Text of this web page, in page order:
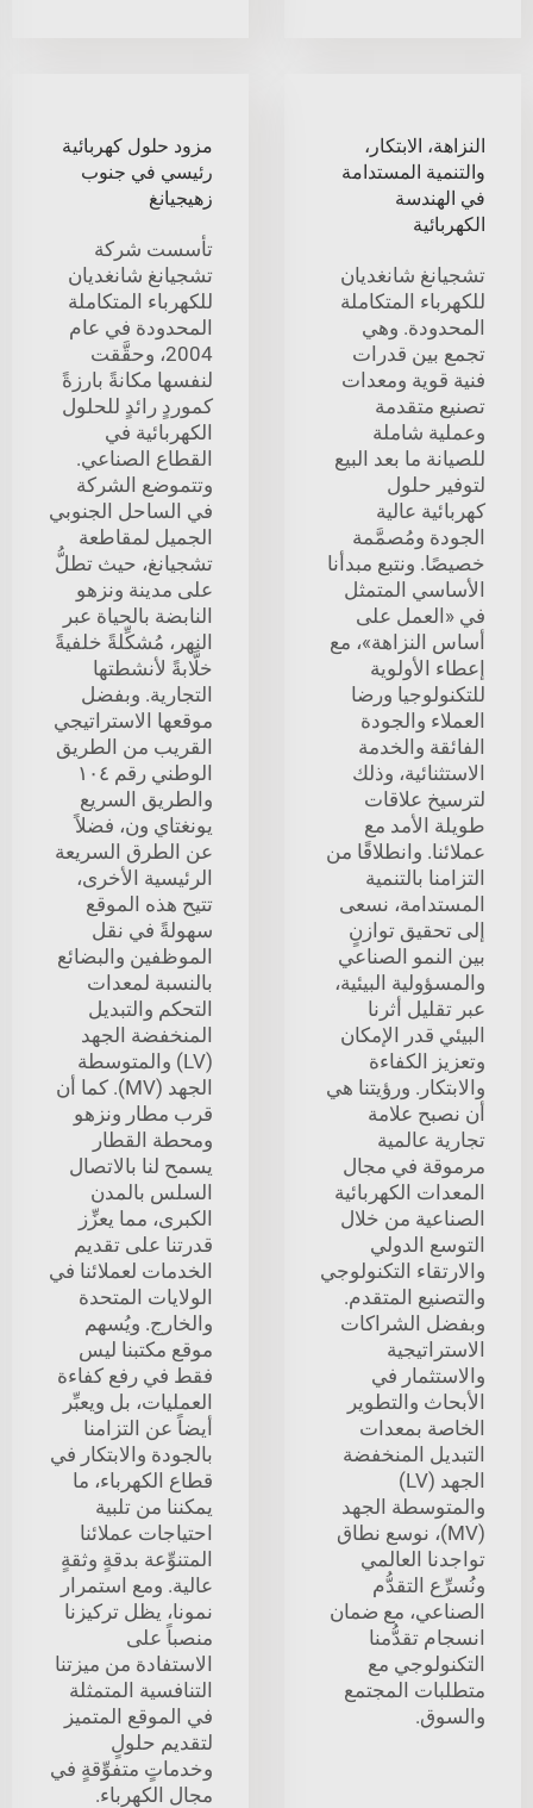
النزاهة، الابتكار،
والتنمية المستدامة
في الهندسة
الكهربائية
تشجيانغ شانغديان
للكهرباء المتكاملة
المحدودة. وهي
تجمع بين قدرات
فنية قوية ومعدات
تصنيع متقدمة
وعملية شاملة
للصيانة ما بعد البيع
لتوفير حلول
كهربائية عالية
الجودة ومُصمَّمة
خصيصًا. ونتبع مبدأنا
الأساسي المتمثل
في «العمل على
أساس النزاهة»، مع
إعطاء الأولوية
للتكنولوجيا ورضا
العملاء والجودة
الفائقة والخدمة
الاستثنائية، وذلك
لترسيخ علاقات
طويلة الأمد مع
عملائنا. وانطلاقًا من
التزامنا بالتنمية
المستدامة، نسعى
إلى تحقيق توازنٍ
بين النمو الصناعي
والمسؤولية البيئية،
عبر تقليل أثرنا
البيئي قدر الإمكان
وتعزيز الكفاءة
والابتكار. ورؤيتنا هي
أن نصبح علامة
تجارية عالمية
مرموقة في مجال
المعدات الكهربائية
الصناعية من خلال
التوسع الدولي
والارتقاء التكنولوجي
والتصنيع المتقدم.
وبفضل الشراكات
الاستراتيجية
والاستثمار في
الأبحاث والتطوير
الخاصة بمعدات
التبديل المنخفضة
الجهد (LV)
والمتوسطة الجهد
(MV)، نوسع نطاق
تواجدنا العالمي
ونُسرِّع التقدُّم
الصناعي، مع ضمان
انسجام تقدُّمنا
التكنولوجي مع
متطلبات المجتمع
والسوق.
مزود حلول كهربائية
رئيسي في جنوب
زهيجيانغ
تأسست شركة
تشجيانغ شانغديان
للكهرباء المتكاملة
المحدودة في عام
2004، وحقَّقت
لنفسها مكانةً بارزةً
كموردٍ رائدٍ للحلول
الكهربائية في
القطاع الصناعي.
وتتموضع الشركة
في الساحل الجنوبي
الجميل لمقاطعة
تشجيانغ، حيث تطلُّ
على مدينة ونزهو
النابضة بالحياة عبر
النهر، مُشكِّلةً خلفيةً
خلَّابةً لأنشطتها
التجارية. وبفضل
موقعها الاستراتيجي
القريب من الطريق
الوطني رقم ١٠٤
والطريق السريع
يونغتاي ون، فضلاً
عن الطرق السريعة
الرئيسية الأخرى،
تتيح هذه الموقع
سهولةً في نقل
الموظفين والبضائع
بالنسبة لمعدات
التحكم والتبديل
المنخفضة الجهد
(LV) والمتوسطة
الجهد (MV). كما أن
قرب مطار ونزهو
ومحطة القطار
يسمح لنا بالاتصال
السلس بالمدن
الكبرى، مما يعزِّز
قدرتنا على تقديم
الخدمات لعملائنا في
الولايات المتحدة
والخارج. ويُسهم
موقع مكتبنا ليس
فقط في رفع كفاءة
العمليات، بل ويعبِّر
أيضاً عن التزامنا
بالجودة والابتكار في
قطاع الكهرباء، ما
يمكننا من تلبية
احتياجات عملائنا
المتنوِّعة بدقةٍ وثقةٍ
عالية. ومع استمرار
نمونا، يظل تركيزنا
منصباً على
الاستفادة من ميزتنا
التنافسية المتمثلة
في الموقع المتميز
لتقديم حلولٍ
وخدماتٍ متفوِّقةٍ في
مجال الكهرباء.